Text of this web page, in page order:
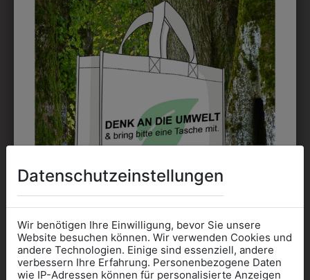
7HOSE01
GRAU/SCHWARZ
€ 41,90
6H30GRAU01
GRAU/SCHWARZ
€ 45,90
ZULETZT ANGESEHEN
Datenschutzeinstellungen
Wir benötigen Ihre Einwilligung, bevor Sie unsere
Website besuchen können. Wir verwenden Cookies und
andere Technologien. Einige sind essenziell, andere
verbessern Ihre Erfahrung. Personenbezogene Daten
wie IP-Adressen können für personalisierte Anzeigen